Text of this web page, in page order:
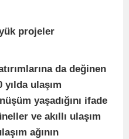
projeler
da değinen
ulaşım
yaşadığını ifade
ve akıllı ulaşım
ağının